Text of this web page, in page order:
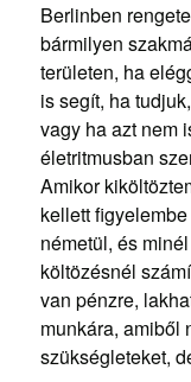
Berlinben
bármilyen
területen, ha
is segít, ha
vagy ha azt nem
életritmusban
Amikor
kellett
németül, és
költözésnél
van pénzre,
munkára, amiből
szükségleteket,